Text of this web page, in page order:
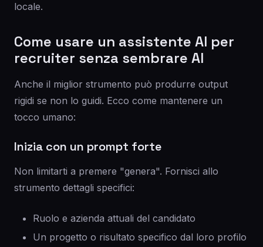
locale.
Come usare un assistente AI per
recruiter senza sembrare AI
Anche il miglior strumento può produrre output
rigidi se non lo guidi. Ecco come mantenere un
tocco umano:
Inizia con un prompt forte
Non limitarti a premere "genera". Fornisci allo
strumento dettagli specifici:
Ruolo e azienda attuali del candidato
Un progetto o risultato specifico dal loro profilo